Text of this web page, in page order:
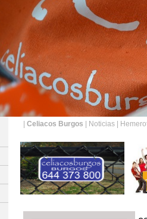
Celiacos Burgos Noticias